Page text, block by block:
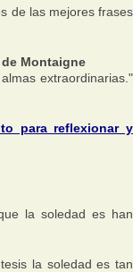
de las mejores frases
Montaigne
extraordinarias."
para reflexionar y
la soledad es han
la soledad es tan